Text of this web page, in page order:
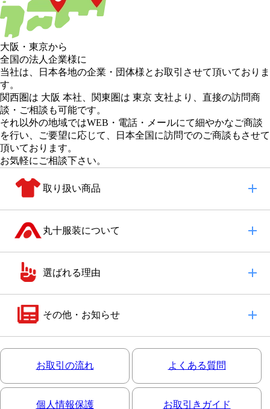
大阪 ・ 東京から
全国の法人企業様に
当社は、日本各地の企業・団体様とお取引させて頂いておりま
す。
関西圏は 大阪 本社
関東圏は 東京 支社より、直接の訪問商
談・ご相談も可能です。
それ以外の地域ではWEB・電話・メールにて細やかなご商談
を行い、
ご要望に応じて、日本全国に訪問でのご商談もさせて
頂いております。
お気軽にご相談下さい。
取り扱い商品
丸十服装について
選ばれる理由
その他・お知らせ
お取引の流れ よくある質問
個人情報保護 お取引きガイド